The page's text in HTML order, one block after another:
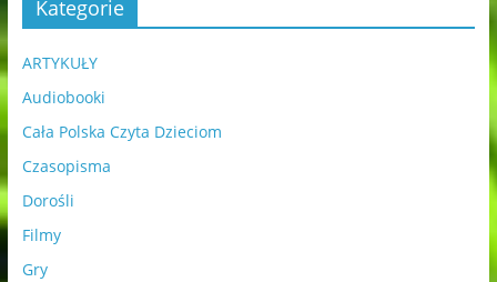
Kategorie
ARTYKUŁY
Audiobooki
Cała Polska Czyta Dzieciom
Czasopisma
Dorośli
Filmy
Gry